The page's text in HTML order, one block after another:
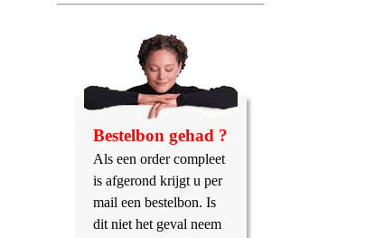
Bestelbon gehad ?
Als een order compleet
is afgerond krijgt u per
mail een bestelbon. Is
dit niet het geval neem